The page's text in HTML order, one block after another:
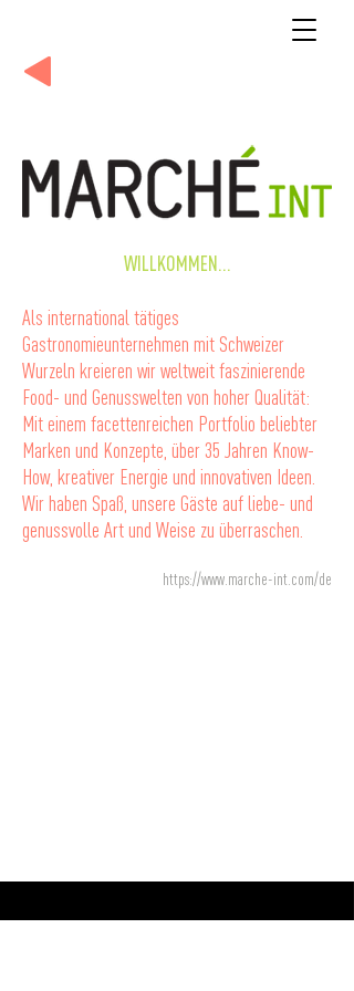
WILLKOMMEN...
Als international tätiges
Gastronomieunternehmen mit Schweizer
Wurzeln kreieren wir weltweit faszinierende
Food- und Genusswelten von hoher Qualität:
Mit einem facettenreichen Portfolio beliebter
Marken und Konzepte, über 35 Jahren Know-
How, kreativer Energie und innovativen Ideen.
Wir haben Spaß, unsere Gäste auf liebe- und
genussvolle Art und Weise zu überraschen.
https://www.marche-int.com/de